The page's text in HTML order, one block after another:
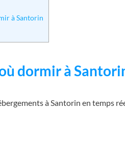
à Santorin
dormir à
à Santorin en temps